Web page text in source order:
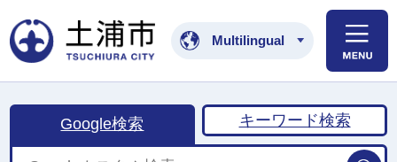
土浦市公式ホームペ
Multilingual
Google検索 キーワード検索